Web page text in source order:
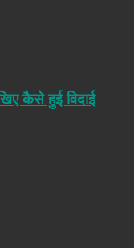
कैसे हुई विदाई